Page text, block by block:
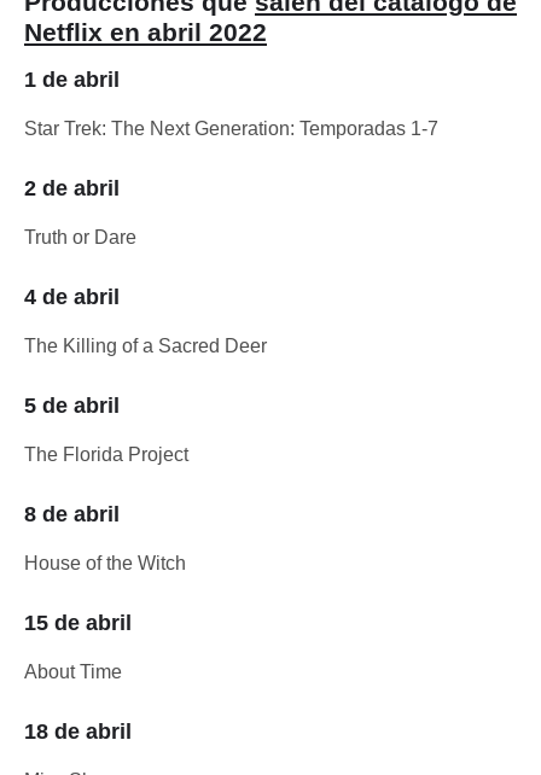
Netflix en abril 2022
1 de abril
Star Trek: The Next Generation: Temporadas 1-7
2 de abril
Truth or Dare
4 de abril
The Killing of a Sacred Deer
5 de abril
The Florida Project
8 de abril
House of the Witch
15 de abril
About Time
18 de abril